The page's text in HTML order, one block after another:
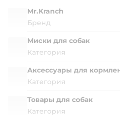
Mr.Kranch
Бренд
Миски для собак
Категория
Аксессуары для
Категория
Товары для собак
Категория